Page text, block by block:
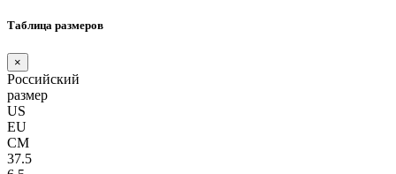
Таблица размеров
×
Российский
размер
US
EU
СМ
37.5